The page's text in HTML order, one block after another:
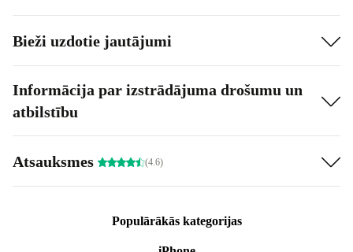
Bieži uzdotie jautājumi
Informācija par izstrādājuma drošumu un
atbilstību
Atsauksmes (4.6)
Populārākās kategorijas